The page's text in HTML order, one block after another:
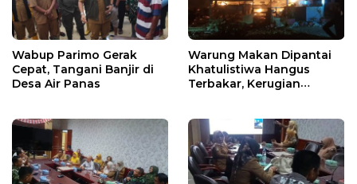
Wabup Parimo Gerak
Cepat, Tangani Banjir di
Desa Air Panas
Warung Makan Dipantai
Khatulistiwa Hangus
Terbakar, Kerugian